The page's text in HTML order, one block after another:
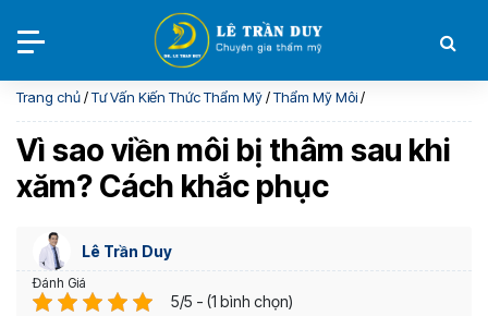
Trang chủ/Tư Vấn Kiến Thức Thẩm Mỹ/Thẩm Mỹ Môi/
Vì sao viền môi bị thâm sau khi
xăm? Cách khắc phục
Lê Trần Duy
Đánh Giá
5/5 - (1 bình chọn)